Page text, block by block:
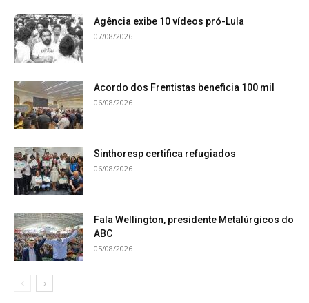
Agência exibe 10 vídeos pró-Lula
07/08/2026
Acordo dos Frentistas beneficia 100 mil
06/08/2026
Sinthoresp certifica refugiados
06/08/2026
Fala Wellington, presidente Metalúrgicos do
ABC
05/08/2026